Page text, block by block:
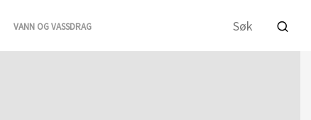
VANN OG VASSDRAG